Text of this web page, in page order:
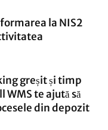
la NIS2
greșit și timp
te ajută să
din depozit